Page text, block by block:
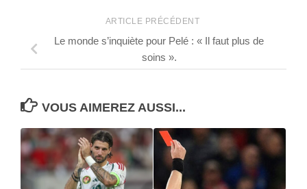
ARTICLE PRÉCÉDENT
Le monde s’inquiète pour Pelé : « Il faut plus de
soins ».
VOUS AIMEREZ AUSSI...